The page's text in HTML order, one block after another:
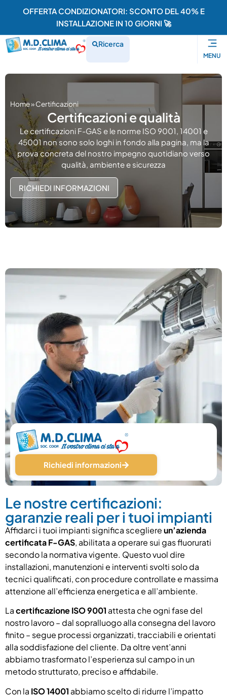
OFFERTA CONDIZIONATORI: SCONTO DEL 40% E
INSTALLAZIONE IN 10 GIORNI 🚀
Ricerca
MENU
Home»Certificazioni
Certificazioni e qualità
Le certificazioni F-GAS e le norme ISO 9001, 14001 e
45001 non sono solo loghi in fondo alla pagina, ma la
prova concreta del nostro impegno quotidiano verso
qualità, ambiente e sicurezza
RICHIEDI INFORMAZIONI
Le nostre certificazioni:
garanzie reali per i tuoi impianti
Affidarci i tuoi impianti significa scegliereun’azienda
certificata F-GAS, abilitata a operare sui gas fluorurati
secondo la normativa vigente. Questo vuol dire
installazioni, manutenzioni e interventi svolti solo da
tecnici qualificati, con procedure controllate e massima
attenzione all’efficienza energetica e all’ambiente.
Lacertificazione ISO 9001 attesta che ogni fase del
nostro lavoro – dal sopralluogo alla consegna del lavoro
finito – segue processi organizzati, tracciabili e orientati
alla soddisfazione del cliente. Da oltre vent’anni
abbiamo trasformato l’esperienza sul campo in un
metodo strutturato, preciso e affidabile.
Con la ISO 14001 abbiamo scelto di ridurre l’impatto
Richiedi informazioni